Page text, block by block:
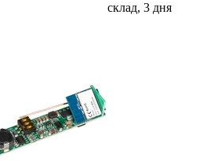
склад, 3 дня